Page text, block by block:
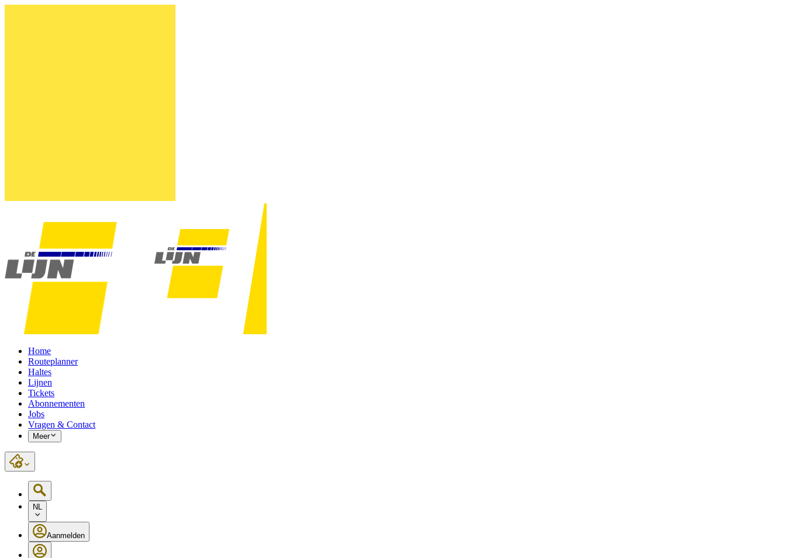
Home
Routeplanner
Haltes
Lijnen
Tickets
Abonnementen
Jobs
Vragen & Contact
Meer
NL
Aanmelden